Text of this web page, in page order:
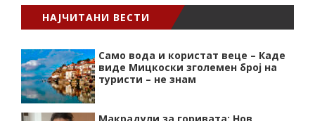
НАЈЧИТАНИ ВЕСТИ
Само вода и користат веце – Каде
виде Мицкоски зголемен број на
туристи – не знам
Макрадули за горивата: Нов